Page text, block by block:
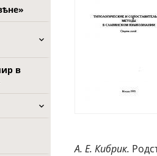
в
А. Е. Кибрик.